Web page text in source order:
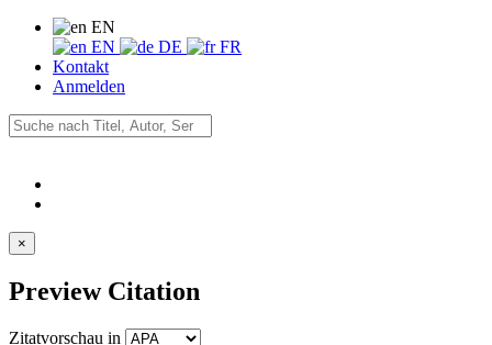
EN
EN
DE
FR
Kontakt
Anmelden
×
Preview Citation
Zitatvorschau in